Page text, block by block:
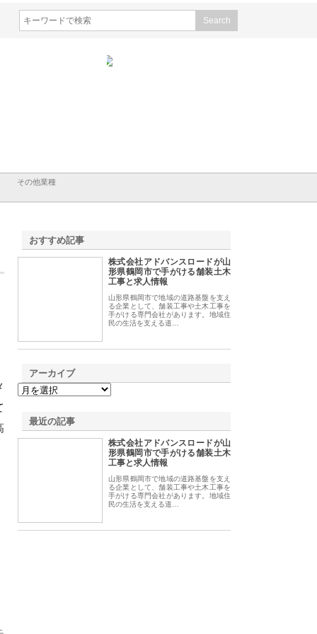
その他業種
おすすめ記事
株式会社アドバンスロードが山
形県鶴岡市で手がける舗装土木
工事と求人情報
山形県鶴岡市で地域の道路基盤を支え
る企業として、舗装工事や土木工事を
手がける専門会社があります。地域住
民の生活を支える道…
アーカイブ
最近の記事
株式会社アドバンスロードが山
形県鶴岡市で手がける舗装土木
工事と求人情報
山形県鶴岡市で地域の道路基盤を支え
る企業として、舗装工事や土木工事を
手がける専門会社があります。地域住
民の生活を支える道…